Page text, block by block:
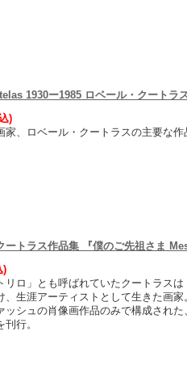
1930ー1985 ロベール・クート
)
家、ロベール・クートラスの主要な
ートラス作品集 『僕のご先祖さま
)
リロ」とも呼ばれていたクートラス
、生涯アーティストとして生きた画家
ッシュの肖像画作品のみで構成され
行。